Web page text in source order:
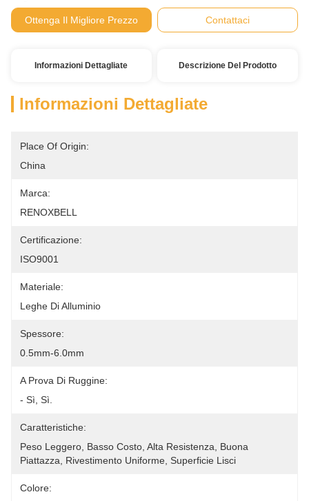
Ottenga Il Migliore Prezzo Contattaci
Informazioni Dettagliate Descrizione Del Prodotto
Informazioni Dettagliate
Place Of Origin:
China
Marca:
RENOXBELL
Certificazione:
ISO9001
Materiale:
Leghe Di Alluminio
Spessore:
0.5mm-6.0mm
A Prova Di Ruggine:
- Sì, Sì.
Caratteristiche:
Peso Leggero, Basso Costo, Alta Resistenza, Buona
Piattazza, Rivestimento Uniforme, Superficie Lisci
Colore: